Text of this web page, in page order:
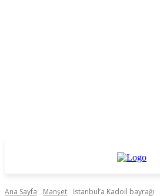
Ana Sayfa Manşet İstanbul’a Kadoil bayrağı